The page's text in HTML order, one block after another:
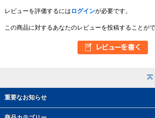
重要なお知らせ
レビューを評価するには ログインが必要です。
この商品に対するあなたのレビューを投稿することがで